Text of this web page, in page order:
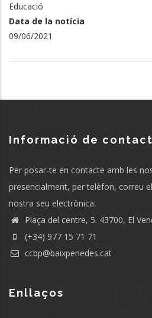
Educació
Data de la notícia
09/06/2021
Informació de
Per posar-te en contacte amb les
presencialment, per telèfon, correu
nostra seu electrònica.
Plaça del centre, 5. 43700, El
(+34) 977 15 71 71
ccbp@baixpenedes.cat
Enllaços